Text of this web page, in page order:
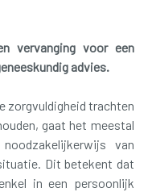
vervanging voor een
advies.
zorgvuldigheid trachten
gaat het meestal
van
Dit betekent dat
in een persoonlijk